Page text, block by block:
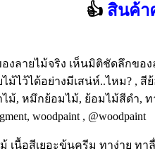
👍 สินค้า
นื้อสีเยอะข้นครีม ทาง่าย ทา